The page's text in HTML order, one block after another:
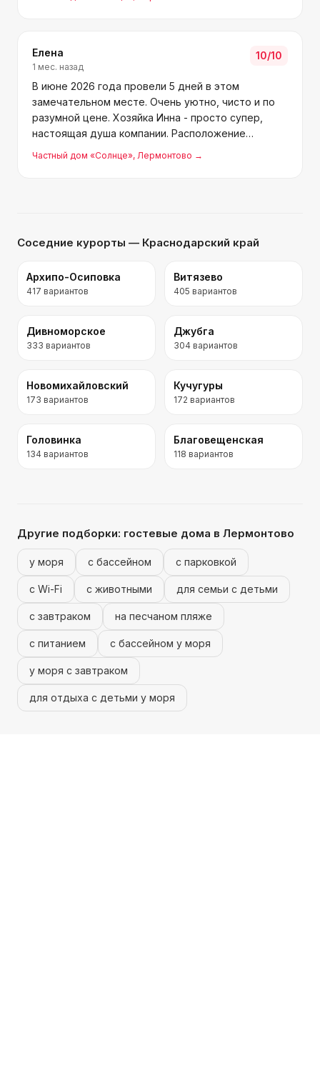
понравилось, не хотелось уезжать. Обязательно
Елена
1 мес. назад
10/10
В июне 2026 года провели 5 дней в этом
замечательном месте. Очень уютно, чисто и по
разумной цене. Хозяйка Инна - просто супер,
настоящая душа компании. Расположение
шикарное, до центрального пляжа всего пара
минут, около 350 метров. Вокруг много магазинов
Частный дом «Солнце», Лермонтово →
Соседние курорты — Краснодарский край
Архипо-Осиповка
417 вариантов
Витязево
405 вариантов
Дивноморское
333 вариантов
Джубга
304 вариантов
Новомихайловский
173 вариантов
Кучугуры
172 вариантов
Головинка
134 вариантов
Благовещенская
118 вариантов
Другие подборки: гостевые дома в Лермонтово
у моря с бассейном с парковкой
с Wi-Fi с животными для семьи с детьми
с завтраком на песчаном пляже
с питанием с бассейном у моря
у моря с завтраком
для отдыха с детьми у моря